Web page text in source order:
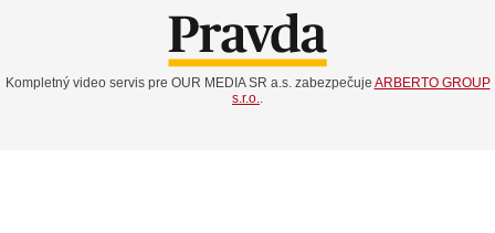
Kompletný video servis pre OUR MEDIA SR a.s. zabezpečuje ARBERTO GROUP
s.r.o..